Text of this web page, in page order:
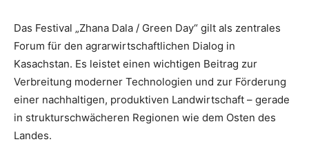
Das Festival „Zhana Dala / Green Day“ gilt als zentrales
Forum für den agrarwirtschaftlichen Dialog in
Kasachstan. Es leistet einen wichtigen Beitrag zur
Verbreitung moderner Technologien und zur Förderung
einer nachhaltigen, produktiven Landwirtschaft – gerade
in strukturschwächeren Regionen wie dem Osten des
Landes.